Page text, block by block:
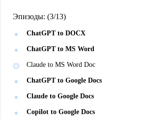
Эпизоды: (3/13)
ChatGPT to DOCX
ChatGPT to MS Word
Claude to MS Word Doc
ChatGPT to Google Docs
Claude to Google Docs
Copilot to Google Docs